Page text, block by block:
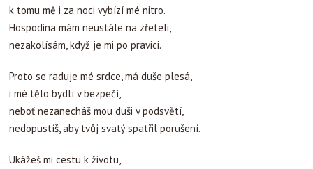
k tomu mě i za noci vybízí mé nitro.
Hospodina mám neustále na zřeteli,
nezakolísám, když je mi po pravici.
Proto se raduje mé srdce, má duše plesá,
i mé tělo bydlí v bezpečí,
neboť nezanecháš mou duši v podsvětí,
nedopustíš, aby tvůj svatý spatřil porušení.
Ukážeš mi cestu k životu,